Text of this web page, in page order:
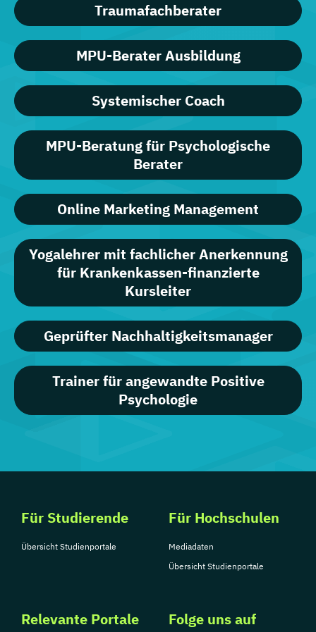
Traumafachberater
MPU-Berater Ausbildung
Systemischer Coach
MPU-Beratung für Psychologische
Berater
Online Marketing Management
Yogalehrer mit fachlicher Anerkennung
für Krankenkassen-finanzierte
Kursleiter
Geprüfter Nachhaltigkeitsmanager
Trainer für angewandte Positive
Psychologie
Für Studierende
Übersicht Studienportale
Für Hochschulen
Mediadaten
Übersicht Studienportale
Relevante Portale Folge uns auf